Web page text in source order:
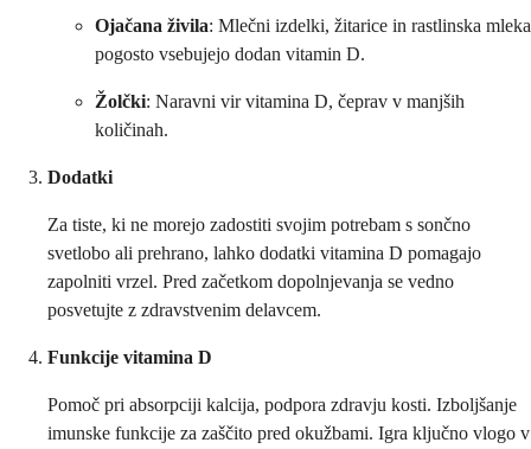
Ojačana živila: Mlečni izdelki, žitarice in rastlinska mleka
pogosto vsebujejo dodan vitamin D.
Žolčki: Naravni vir vitamina D, čeprav v manjših
količinah.
Dodatki
Za tiste, ki ne morejo zadostiti svojim potrebam s sončno
svetlobo ali prehrano, lahko dodatki vitamina D pomagajo
zapolniti vrzel. Pred začetkom dopolnjevanja se vedno
posvetujte z zdravstvenim delavcem.
Funkcije vitamina D
Pomoč pri absorpciji kalcija, podpora zdravju kosti. Izboljšanje
imunske funkcije za zaščito pred okužbami. Igra ključno vlogo v